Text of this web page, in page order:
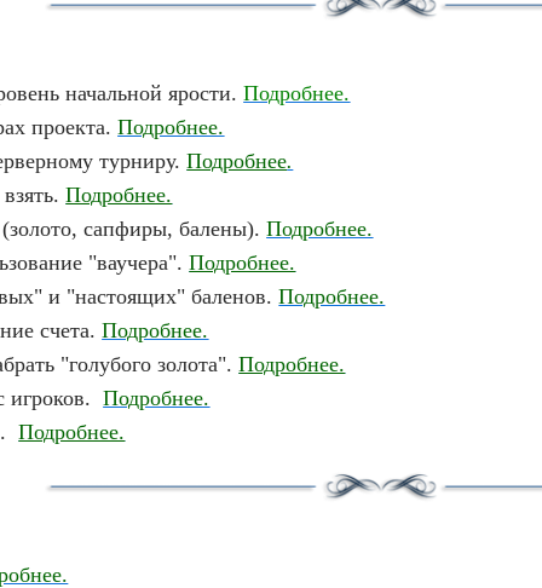
начальной ярости.Подробнее.
проекта.Подробнее.
турниру.Подробнее.
взять.Подробнее.
(золото, сапфиры, балены).Подробнее.
"ваучера".Подробнее.
и "настоящих" баленов.Подробнее.
счета.Подробнее.
"голубого золота".Подробнее.
игроков.Подробнее.
Подробнее.